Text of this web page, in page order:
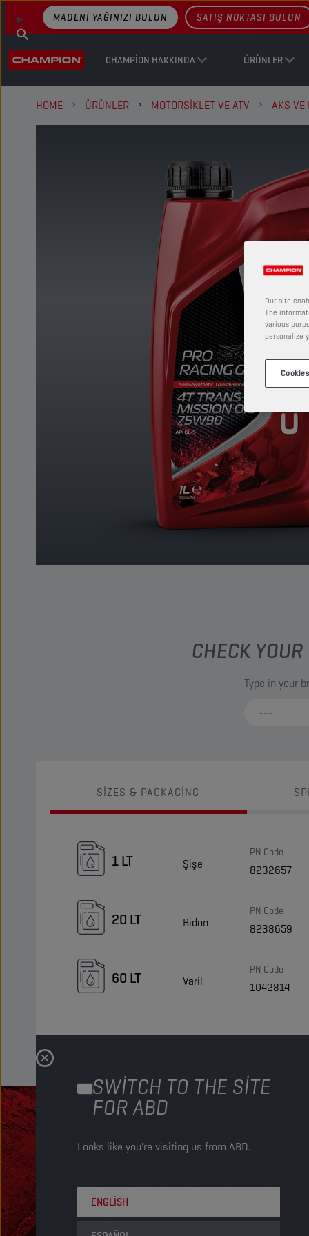
SWITCH TO THE SITE
FOR ABD
Looks like you're visiting us from ABD.
ENGLISH
CHAMPION HAKKINDA ÜRÜNLER
MADENI YAĞINIZI BULUN SATIŞ NOKTASI BULUN
HOME ÜRÜNLER MOTORSIKLET VE ATV AKS VE
CHECK
Type in your
SIZES & PACKAGING
1 LT Şişe
PN Code
8232657
20 LT Bidon
PN Code
8238659
60 LT Varil
PN Code
1042814
Our site
The
various
personalize